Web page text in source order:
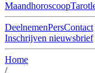
Maandhoroscoop
DeelnemenPersContact
Inschrijven nieuwsbrief
Home
/